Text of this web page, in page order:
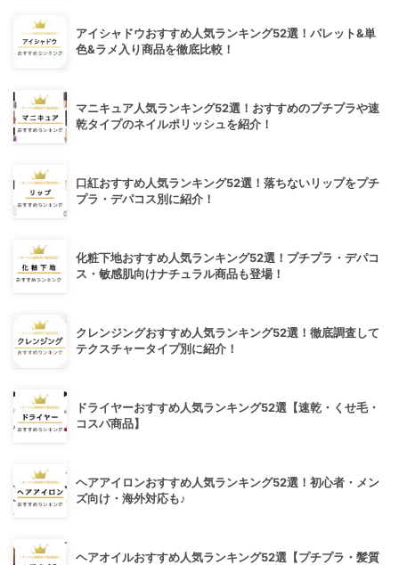
アイシャドウおすすめ人気ランキング52選！パレット&単
色&ラメ入り商品を徹底比較！
マニキュア人気ランキング52選！おすすめのプチプラや速
乾タイプのネイルポリッシュを紹介！
口紅おすすめ人気ランキング52選！落ちないリップをプチ
プラ・デパコス別に紹介！
化粧下地おすすめ人気ランキング52選！プチプラ・デパコ
ス・敏感肌向けナチュラル商品も登場！
クレンジングおすすめ人気ランキング52選！徹底調査して
テクスチャータイプ別に紹介！
ドライヤーおすすめ人気ランキング52選【速乾・くせ毛・
コスパ商品】
ヘアアイロンおすすめ人気ランキング52選！初心者・メン
ズ向け・海外対応も♪
ヘアオイルおすすめ人気ランキング52選【プチプラ・髪質